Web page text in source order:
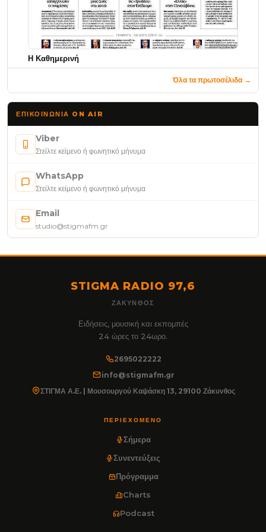
Η Καθημερινή
Όλα τα πρωτοσέλιδα →
ΕΠΙΚΟΙΝΩΝΊΑ ON AIR
Viber
Στείλτε κείμενο ή φωνητικό μήνυμα
WhatsApp
Στείλτε κείμενο ή φωνητικό μήνυμα
Email
studio@stigmafm.gr
STIGMA RADIO 97,6
ΖΆΚΥΝΘΟΣ
Ειδήσεις, μουσική και εκπομπές
24 ώρες το 24ωρο.
2695022222
info@stigmafm.gr
ΣΤΙΓΜΑ Α.Ε. | Μουσουργού Καψάσκη 13, 29100 Ζάκυνθος
ΠΕΡΙΕΧΌΜΕΝΟ
Σήμερα
Συνεντεύξεις
Πρόγραμμα
Charts
Podcast